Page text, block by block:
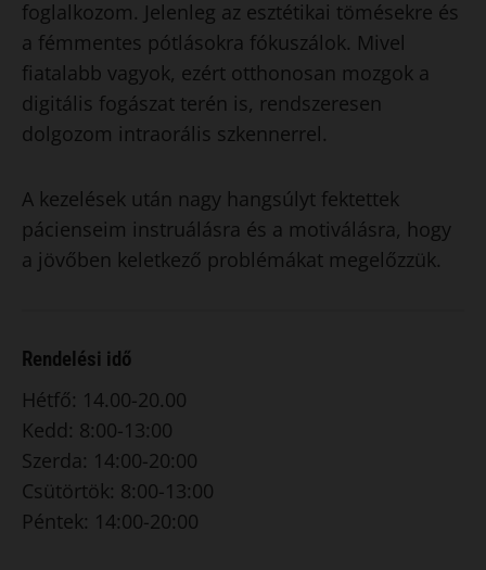
foglalkozom. Jelenleg az esztétikai tömésekre és
a fémmentes pótlásokra fókuszálok. Mivel
fiatalabb vagyok, ezért otthonosan mozgok a
digitális fogászat terén is, rendszeresen
dolgozom intraorális szkennerrel.
A kezelések után nagy hangsúlyt fektettek
pácienseim instruálásra és a motiválásra, hogy
a jövőben keletkező problémákat megelőzzük.
Rendelési idő
Hétfő: 14.00-20.00
Kedd: 8:00-13:00
Szerda: 14:00-20:00
Csütörtök: 8:00-13:00
Péntek: 14:00-20:00